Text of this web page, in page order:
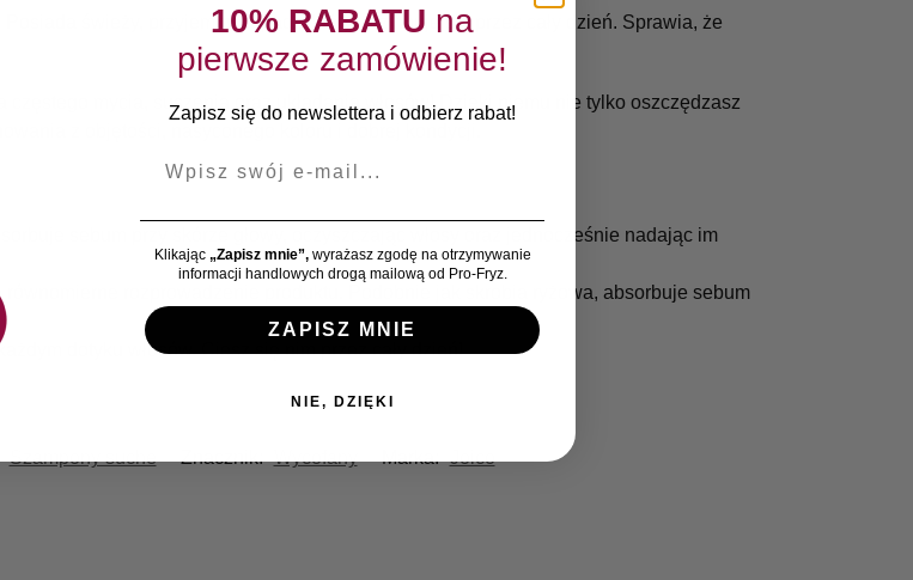
świeży, przyjemny zapach, który utrzymuje się przez cały dzień. Sprawia, że
mycia, suszenia oraz układania włosów! Dzięki niemu nie tylko oszczędzasz
z objętości, nasyconego koloru i dobrej kondycji.
sebum przy skórze głowy, oczyszczając włosy oraz jednocześnie nadając im
rozprowadzenie produktu. Podobnie jak skrobia ryżowa, absorbuje sebum
dotyku włosów. Ciesz się nim przez cały dzień!
Szampony suche Znacznik: Wycofany Marka: Joico
10% RABATU na
pierwsze zamówienie!
Zapisz się do newslettera i odbierz rabat!
Klikając „Zapisz mnie”,wyrażasz zgodę na otrzymywanie
informacji handlowych drogą mailową od Pro-Fryz.
ZAPISZ MNIE
NIE, DZIĘKI